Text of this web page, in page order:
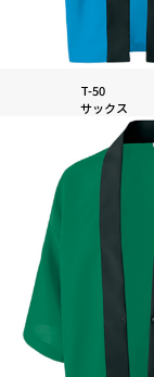
T-50
サックス